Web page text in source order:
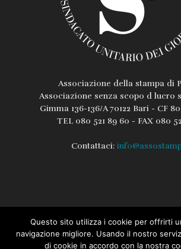
Associazione della stampa di
Associazione senza scopo d lucro
Gimma 136-136/A 70122 Bari - CF
TEL 080 521 89 60 - FAX 080
Contattaci:
L’associazione Lo Statuto
Questo sito utilizza i cookie per offrirti
navigazione migliore. Usando il nostro
di cookie in accordo con la nostra